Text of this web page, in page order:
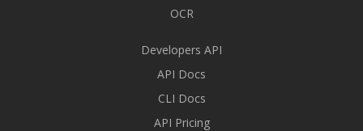
OCR
Developers API
API Docs
CLI Docs
API Pricing